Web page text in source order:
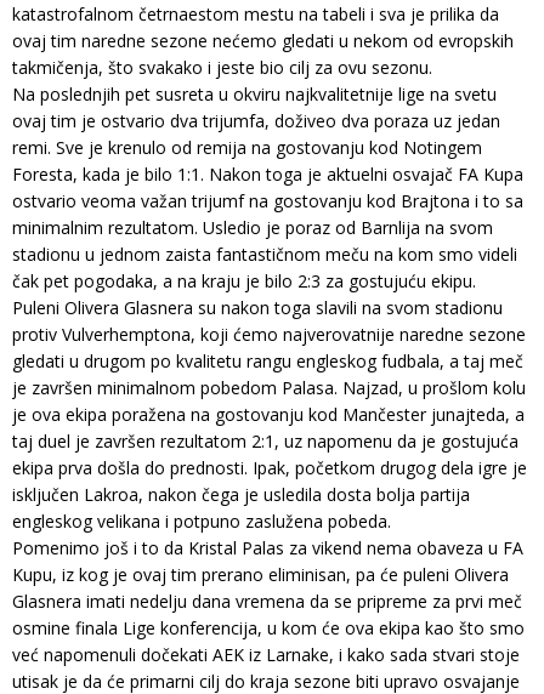
katastrofalnom četrnaestom mestu na tabeli i sva je prilika da
ovaj tim naredne sezone nećemo gledati u nekom od evropskih
takmičenja, što svakako i jeste bio cilj za ovu sezonu.
Na poslednjih pet susreta u okviru najkvalitetnije lige na svetu
ovaj tim je ostvario dva trijumfa, doživeo dva poraza uz jedan
remi. Sve je krenulo od remija na gostovanju kod Notingem
Foresta, kada je bilo 1:1. Nakon toga je aktuelni osvajač FA Kupa
ostvario veoma važan trijumf na gostovanju kod Brajtona i to sa
minimalnim rezultatom. Usledio je poraz od Barnlija na svom
stadionu u jednom zaista fantastičnom meču na kom smo videli
čak pet pogodaka, a na kraju je bilo 2:3 za gostujuću ekipu.
Puleni Olivera Glasnera su nakon toga slavili na svom stadionu
protiv Vulverhemptona, koji ćemo najverovatnije naredne sezone
gledati u drugom po kvalitetu rangu engleskog fudbala, a taj meč
je završen minimalnom pobedom Palasa. Najzad, u prošlom kolu
je ova ekipa poražena na gostovanju kod Mančester junajteda, a
taj duel je završen rezultatom 2:1, uz napomenu da je gostujuća
ekipa prva došla do prednosti. Ipak, početkom drugog dela igre je
isključen Lakroa, nakon čega je usledila dosta bolja partija
engleskog velikana i potpuno zaslužena pobeda.
Pomenimo još i to da Kristal Palas za vikend nema obaveza u FA
Kupu, iz kog je ovaj tim prerano eliminisan, pa će puleni Olivera
Glasnera imati nedelju dana vremena da se pripreme za prvi meč
osmine finala Lige konferencija, u kom će ova ekipa kao što smo
već napomenuli dočekati AEK iz Larnake, i kako sada stvari stoje
utisak je da će primarni cilj do kraja sezone biti upravo osvajanje